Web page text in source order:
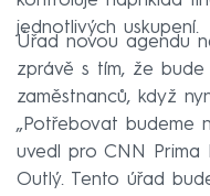
jednotlivých uskupení.
Úřad novou agendu
zprávě s tím, že
zaměstnanců, když
„Potřebovat budeme
uvedl pro CNN Prima
Outlý. Tento úřad